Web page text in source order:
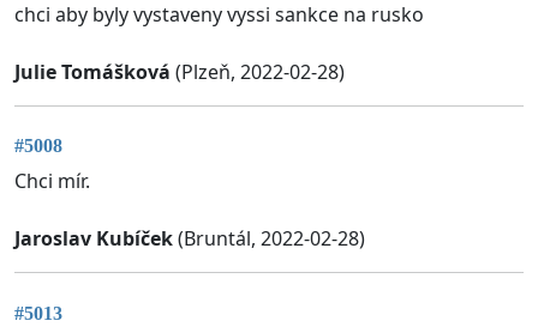
chci aby byly vystaveny vyssi sankce na rusko
Julie Tomášková (Plzeň, 2022-02-28)
#5008
Chci mír.
Jaroslav Kubíček(Bruntál, 2022-02-28)
#5013